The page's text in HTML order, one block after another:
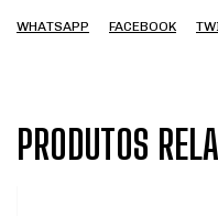
WHATSAPP FACEBOOK
PRODUTOS